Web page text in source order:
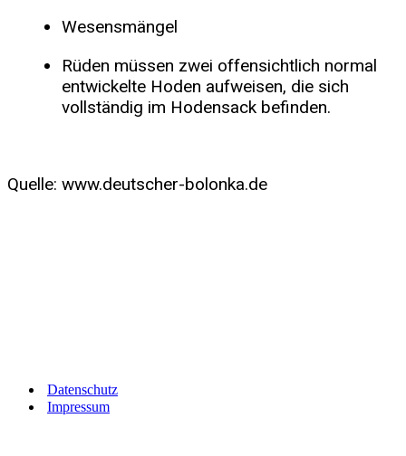
Wesensmängel
Rüden müssen zwei offensichtlich normal
entwickelte Hoden aufweisen, die sich
vollständig im Hodensack befinden.
Quelle: www.deutscher-bolonka.de
Datenschutz
Impressum